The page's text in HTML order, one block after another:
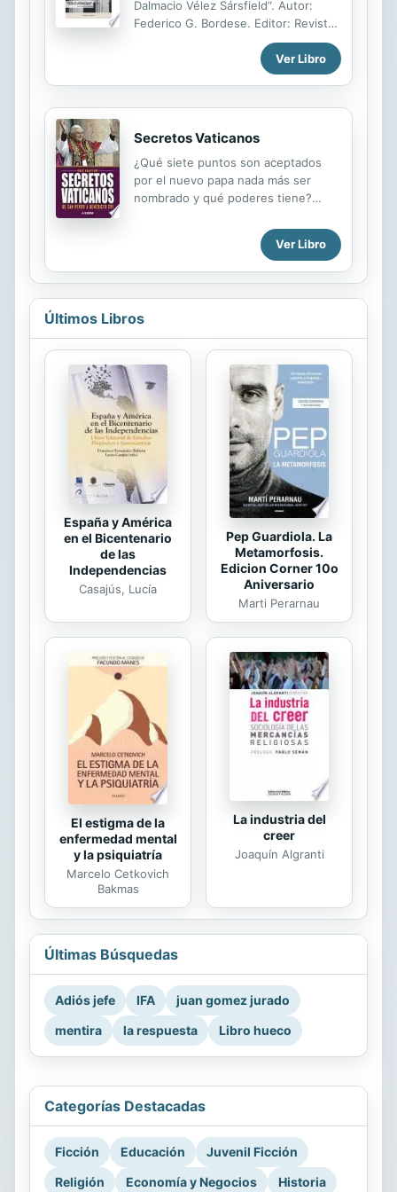
gran parte inédito.
Dalmacio Vélez Sársfield“. Autor:
Federico G. Bordese. Editor: Revista
del Archivo Fotográfico de Córdoba.
Año: junio de 2017. (Con el
asesoramiento y colaboración del
Universidad Nacional de Córdoba).
Ver Libro
Secretos Vaticanos
¿Qué siete puntos son aceptados
por el nuevo papa nada más ser
nombrado y qué poderes tiene?
¿Existe el espionaje vaticano? ¿Cuál
es el protocolo de un funeral
pontificio? ¿Qué papel desempeñó
Castelgandolfo durante la Segunda
obligaciones tienen los ciudadanos
de la Ciudad-Estado del Vaticano?
¿En qué iglesias se pueden ver los
restos de la cruz de madera en la
que murió Jesucristo? Una guía
práctica y exhaustiva, con más de
cuatrocientas preguntas y
respuestas que le descubrirán el
secreto mundo de los...
Ver Libro
Últimos Libros
España y América
en el Bicentenario
de las
Independencias
Casajús, Lucía
Pep Guardiola. La
Metamorfosis.
Edicion Corner 10o
Aniversario
Marti Perarnau
El estigma de la
enfermedad mental
y la psiquiatría
Marcelo Cetkovich
Bakmas
La industria del
creer
Joaquín Algranti
Últimas Búsquedas
Adiós jefe IFA
juan gomez jurado
mentira
la respuesta Libro hueco
Categorías Destacadas
Ficción Educación
Juvenil Ficción
Religión
Economía y Negocios Historia